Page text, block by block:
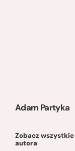
Adam Partyka
Zobacz
autora